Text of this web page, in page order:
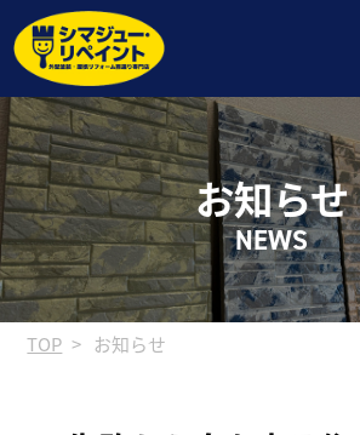
お知らせ
NEWS
TOP お知らせ